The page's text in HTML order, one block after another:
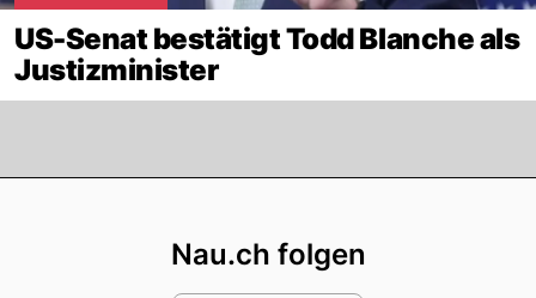
US-Senat bestätigt Todd Blanche als
Justizminister
Nau.ch folgen